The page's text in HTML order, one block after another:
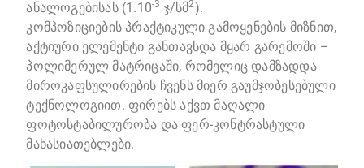
ანალოგებისას (1.10-3 ჯ/სმ2).
კომპოზიციების პრაქტიკული გამოყენების მიზნით,
აქტიური ელემენტი განთავსდა მყარ გარემოში –
პოლიმერულ მატრიცაში, რომელიც დამზადდა
მიროკაფსულირების ჩვენს მიერ გაუმჯობესებული
ტექნოლოგიით. ფირებს აქვთ მაღალი
ფოტოსტაბილურობა და ფერ-კონტრასტული
მახასიათებლები.